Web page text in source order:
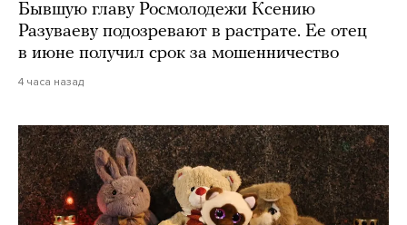
Бывшую главу Росмолодежи Ксению
Разуваеву подозревают в растрате. Ее отец
в июне получил срок за мошенничество
4 часа назад